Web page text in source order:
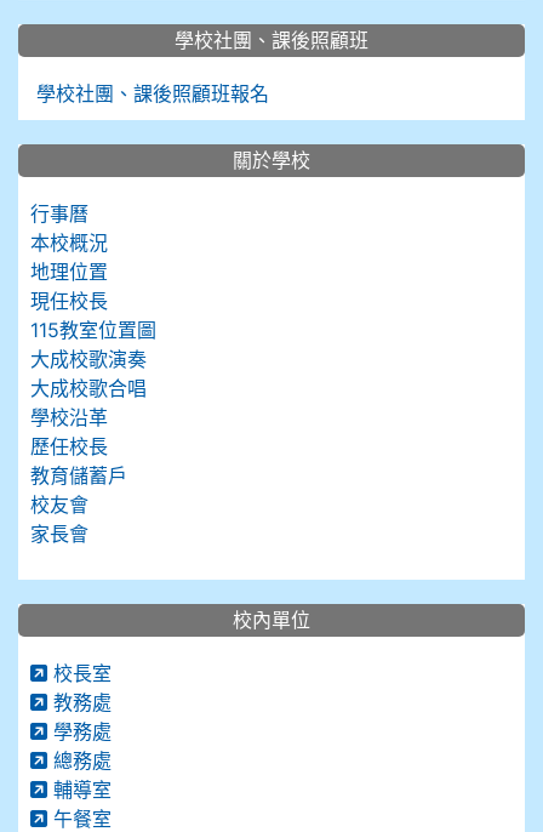
學校社團、課後照顧班
學校社團、課後照顧班報名
關於學校
行事曆
本校概況
地理位置
現任校長
115教室位置圖
大成校歌演奏
大成校歌合唱
學校沿革
歷任校長
教育儲蓄戶
校友會
家長會
校內單位
校長室
教務處
學務處
總務處
輔導室
午餐室